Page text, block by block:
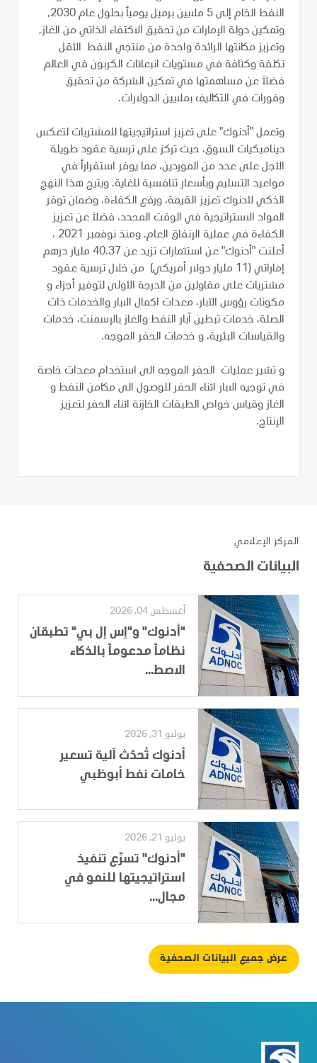
النفط الخام إلى 5 ملايين برميل يومياً بحلول عام 2030,
وتمكين دولة الإمارات من تحقيق الاكتفاء الذاتي من الغاز,
وتعزيز مكانتها الرائدة واحدة من منتجي النفط الأقل
تكلفة وكثافة في مستويات انبعاثات الكربون في العالم
فضلاً عن مساهمتها في تمكين الشركة من تحقيق
وفورات في التكاليف بملايين الدولارات.
وتعمل "أدنوك" على تعزيز استراتيجيتها للمشتريات لتعكس
ديناميكيات السوق، حيث تركز على ترسية عقود طويلة
الأجل على عدد من الموردين، مما يوفر استقراراً في
مواعيد التسليم وبأسعار تنافسية للغاية. ويتيح هذا النهج
الذكي لأدنوك تعزيز القيمة، ورفع الكفاءة، وضمان توفر
المواد الاستراتيجية في الوقت المحدد، فضلاً عن تعزيز
الكفاءة في عملية الإنفاق العام. ومنذ نوفمبر 2021 ،
أعلنت "أدنوك" عن استثمارات تزيد عن 40.37 مليار درهم
إماراتي (11 مليار دولار أمريكي) من خلال ترسية عقود
مشتريات على مقاولين من الدرجة الأولى لتوفير أجزاء و
مكونات رؤوس الآبار، معدات اكمال الابار والخدمات ذات
الصلة، خدمات تبطين آبار النفط والغاز بالإسمنت، خدمات
والقياسات البئرية، و خدمات الحفر الموجه.
و تشير عمليات الحفر الموجه الى استخدام معدات خاصة
في توجيه الابار اثناء الحفر للوصول الى مكامن النفط و
الغاز وقياس خواص الطبقات الخازنة اثناء الحفر لتعزيز
الإنتاج.
المركز الإعلامي
البيانات الصحفية
أغسطس 04, 2026
"أدنوك" و"إس إل بي" تطبقان
نظاماً مدعوماً بالذكاء
الاصط...
يوليو 31, 2026
أدنوك تُحدّث آلية تسعير
خامات نفط أبوظبي
يوليو 21, 2026
"أدنوك" تسرِّع تنفيذ
استراتيجيتها للنمو في
مجال...
عرض جميع البيانات الصحفية